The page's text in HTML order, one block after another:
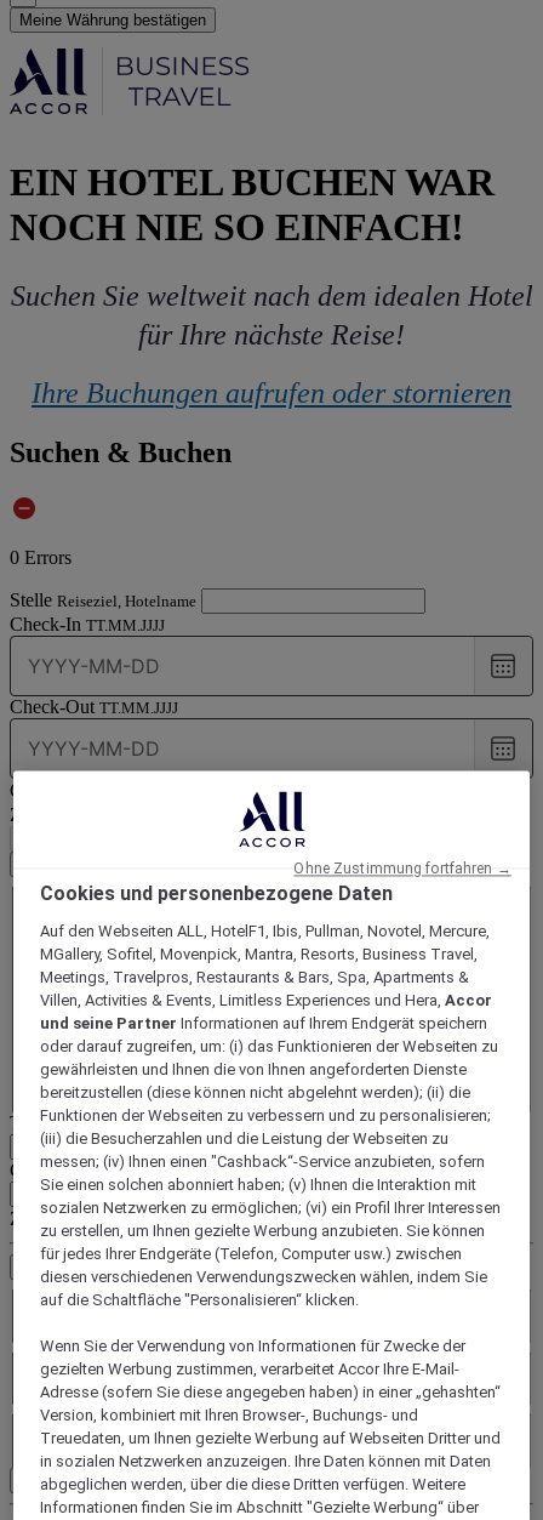
Meine Währung bestätigen
EIN HOTEL BUCHEN WAR
NOCH NIE SO EINFACH!
Suchen Sie weltweit nach dem idealen Hotel
für Ihre nächste Reise!
Ihre Buchungen aufrufen oder stornieren
Suchen & Buchen
0 Errors
Stelle Reiseziel, Hotelname
Check-In TT.MM.JJJJ
date
Check-Out TT.MM.JJJJ
date
Gäste auswählen Gäst(e)
Zimmer
Zimmer1
Erwachsene(r)
Entfernen Sie einen Erwachsenen
Fügen Sie einen Erwachsenen hinzu
Kind(er)
Entfernen Sie ein Kind
Füge ein Kind hinzu
Treue- oder Abo-Karte 16-stellige Nummer auf Ihrer Karte
Geschäftsreisende mit Vertrag Kundennummer (SC oder AS Nr.)
Zugangscode 10 Zeichen
Zusätzliche kriterien
Brands
Services
Freizeit
Suche
Cookies und personenbezogene Daten
Auf den Webseiten ALL, HotelF1, Ibis, Pullman, Novotel, Mercure,
MGallery, Sofitel, Movenpick, Mantra, Resorts, Business Travel,
Meetings, Travelpros, Restaurants & Bars, Spa, Apartments &
Villen, Activities & Events, Limitless Experiences und Hera,Accor
und seine Partner Informationen auf Ihrem Endgerät speichern
oder darauf zugreifen, um: (i) das Funktionieren der Webseiten zu
gewährleisten und Ihnen die von Ihnen angeforderten Dienste
bereitzustellen (diese können nicht abgelehnt werden); (ii) die
Funktionen der Webseiten zu verbessern und zu personalisieren;
(iii) die Besucherzahlen und die Leistung der Webseiten zu
messen; (iv) Ihnen einen "Cashback“-Service anzubieten, sofern
Sie einen solchen abonniert haben; (v) Ihnen die Interaktion mit
sozialen Netzwerken zu ermöglichen; (vi) ein Profil Ihrer Interessen
zu erstellen, um Ihnen gezielte Werbung anzubieten. Sie können
für jedes Ihrer Endgeräte (Telefon, Computer usw.) zwischen
diesen verschiedenen Verwendungszwecken wählen, indem Sie
auf die Schaltfläche "Personalisieren“ klicken.
Wenn Sie der Verwendung von Informationen für Zwecke der
gezielten Werbung zustimmen, verarbeitet Accor Ihre E-Mail-
Adresse (sofern Sie diese angegeben haben) in einer „gehashten“
Version, kombiniert mit Ihren Browser-, Buchungs- und
Treuedaten, um Ihnen gezielte Werbung auf Webseiten Dritter und
in sozialen Netzwerken anzuzeigen. Ihre Daten können mit Daten
abgeglichen werden, über die diese Dritten verfügen. Weitere
Informationen finden Sie im Abschnitt "Gezielte Werbung“ über
Ohne Zustimmung fortfahren →